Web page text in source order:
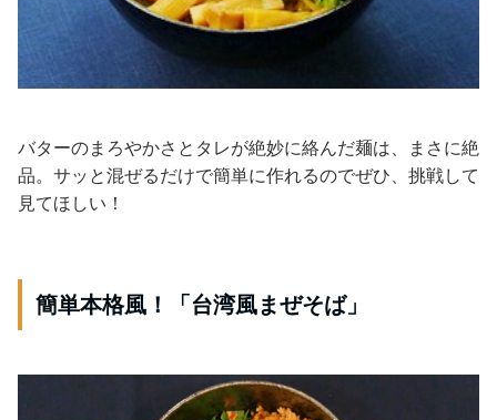
バターのまろやかさとタレが絶妙に絡んだ麺は、まさに絶
品。サッと混ぜるだけで簡単に作れるのでぜひ、挑戦して
見てほしい！
簡単本格風！「台湾風まぜそば」